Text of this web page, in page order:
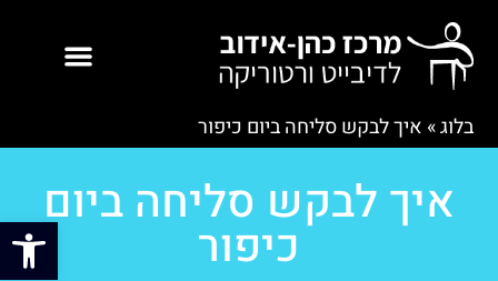
פתח
בלוג» איך לבקש סליחה ביום כיפור
איך לבקש סליחה ביום
כיפור